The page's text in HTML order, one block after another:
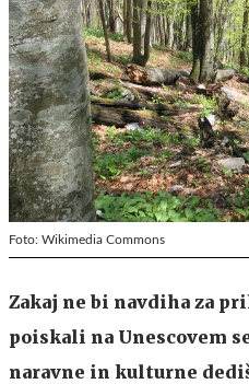
Foto: Wikimedia Commons
Zakaj ne bi navdiha za
poiskali na Unescovem
naravne in kulturne